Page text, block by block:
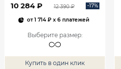
10 284 ₽ 12 390 ₽ -17%
от1 714 ₽x 6 платежей
Выберите размер:
Купить в один клик